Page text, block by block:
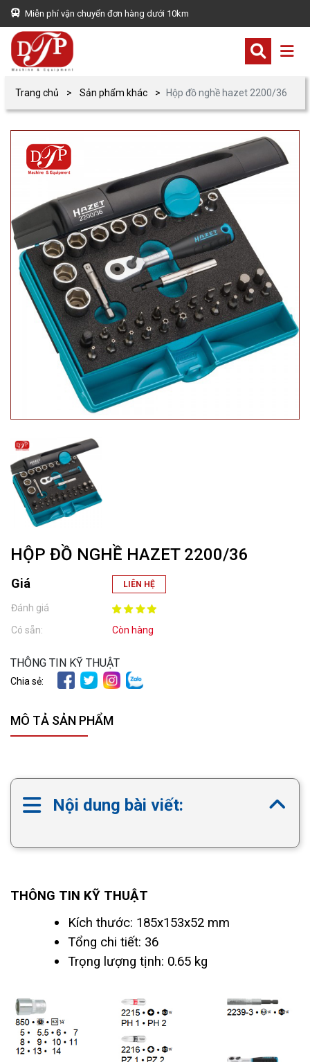
Miễn phí vận chuyển đơn hàng dưới 10km
Trang chủ Sản phẩm khác Hộp đồ nghề hazet 2200/36
HỘP ĐỒ NGHỀ HAZET 2200/36
Giá LIÊN HỆ
Đánh giá
Có sẵn:
Còn hàng
THÔNG TIN KỸ THUẬT
Chia sẻ:
MÔ TẢ SẢN PHẨM
Nội dung bài viết:
THÔNG TIN KỸ THUẬT
Kích thước: 185x153x52 mm
Tổng chi tiết: 36
Trọng lượng tịnh: 0.65 kg